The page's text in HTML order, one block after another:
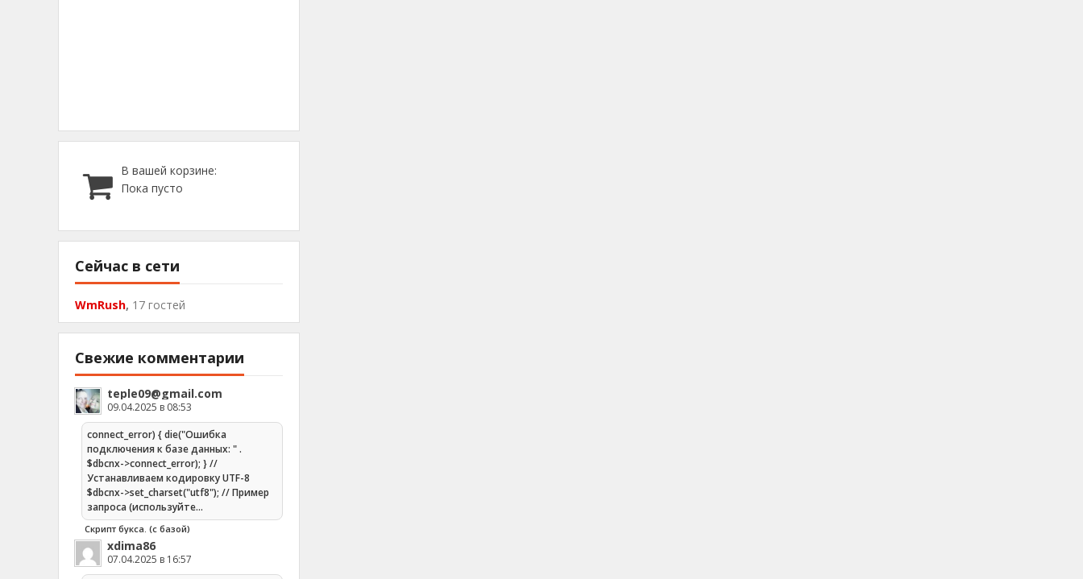
В вашей корзине:
Пока пусто
Сейчас в сети
WmRush, 17 гостей
Свежие комментарии
teple09@gmail.com
09.04.2025 в 08:53
connect_error) { die("Ошибка
подключения к базе данных: " .
$dbcnx->connect_error); } //
Устанавливаем кодировку UTF-8
$dbcnx->set_charset("utf8"); // Пример
запроса (используйте…
Скрипт букса. (с базой)
xdima86
07.04.2025 в 16:57